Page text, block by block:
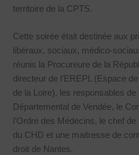
territoire de la CPTS.
Cette soirée était destinée aux
libéraux, sociaux, médico-
réunis la Procureure de la
directeur de l’EREPL (Espace
de la Loire), les responsables de
Départemental de Vendée, le
l’Ordre des Médecins, le chef
du CHD et une maitresse de
droit de Nantes.